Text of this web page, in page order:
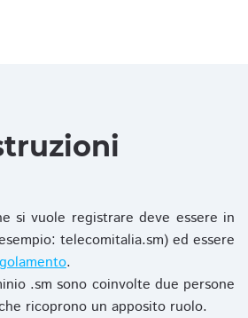
si vuole registrare deve essere in
telecomitalia.sm) ed essere
.
.sm sono coinvolte due persone
ricoprono un apposito ruolo.